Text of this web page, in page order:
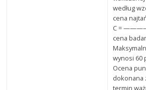
według
cena
C =
cena
wynosi 60
Ocena
dokonana
termin